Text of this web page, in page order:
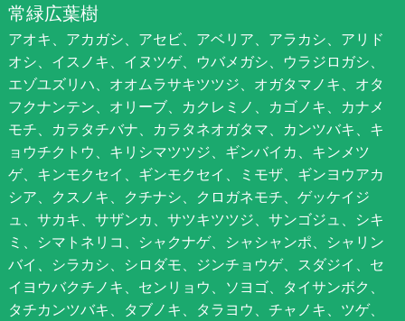
常緑広葉樹
アオキ、アカガシ、アセビ、アベリア、アラカシ、アリド
オシ、イスノキ、イヌツゲ、ウバメガシ、ウラジロガシ、
エゾユズリハ、オオムラサキツツジ、オガタマノキ、オタ
フクナンテン、オリーブ、カクレミノ、カゴノキ、カナメ
モチ、カラタチバナ、カラタネオガタマ、カンツバキ、キ
ョウチクトウ、キリシマツツジ、ギンバイカ、キンメツ
ゲ、キンモクセイ、ギンモクセイ、ミモザ、ギンヨウアカ
シア、クスノキ、クチナシ、クロガネモチ、ゲッケイジ
ュ、サカキ、サザンカ、サツキツツジ、サンゴジュ、シキ
ミ、シマトネリコ、シャクナゲ、シャシャンポ、シャリン
バイ、シラカシ、シロダモ、ジンチョウゲ、スダジイ、セ
イヨウバクチノキ、センリョウ、ソヨゴ、タイサンボク、
タチカンツバキ、タブノキ、タラヨウ、チャノキ、ツゲ、